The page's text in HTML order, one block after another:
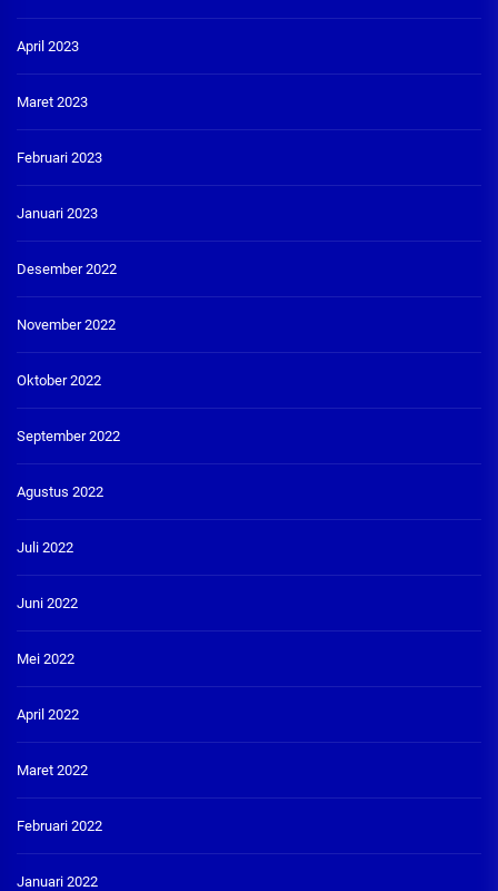
April 2023
Maret 2023
Februari 2023
Januari 2023
Desember 2022
November 2022
Oktober 2022
September 2022
Agustus 2022
Juli 2022
Juni 2022
Mei 2022
April 2022
Maret 2022
Februari 2022
Januari 2022